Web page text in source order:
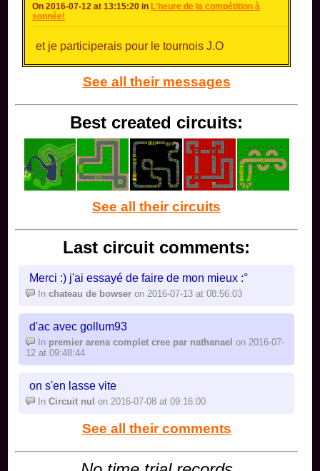
On 2016-07-12 at 13:15:20 inL'heure de la compétition à
sonnée!
et je participerais pour le tournois J.O
See all their messages
Best created circuits:
See all their circuits
Last circuit comments:
Merci :) j'ai essayé de faire de mon mieux :°
Inchateau de bowser on 2016-07-13 at 08:56:03
d'ac avec gollum93
In premier arena complet cree par nathanael on 2016-07-
12 at 09:48:44
on s'en lasse vite
InCircuit nul on 2016-07-08 at 09:16:00
See all their comments